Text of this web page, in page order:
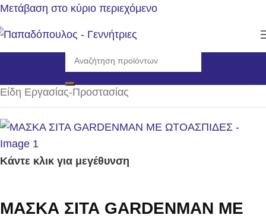
Μετάβαση στο κύριο περιεχόμενο
Αρχική σελίδα/Αναλώσιμα - Ανταλλακτικά/
Είδη Εργασίας-Προστασίας
Κάντε κλικ για μεγέθυνση
ΜΑΣΚΑ ΣΙΤΑ GARDENMAN ΜΕ